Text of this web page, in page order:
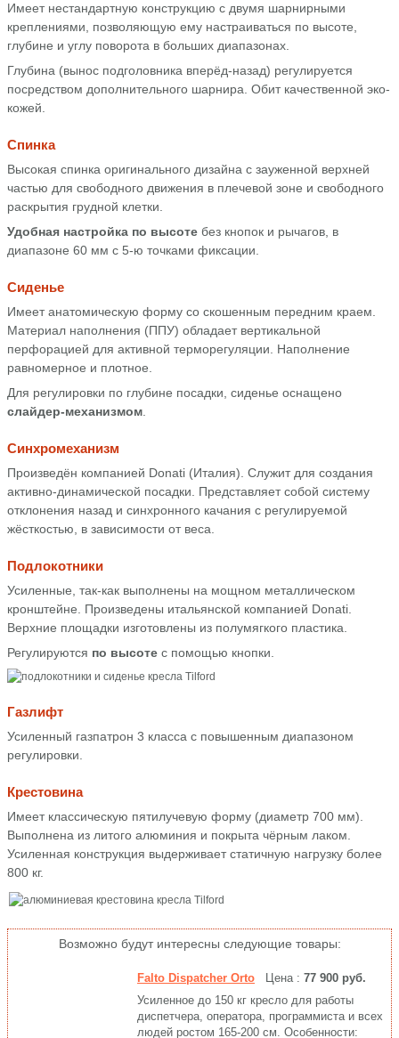
Имеет нестандартную конструкцию с двумя шарнирными
креплениями, позволяющую ему настраиваться по высоте,
глубине и углу поворота в больших диапазонах.
Глубина (вынос подголовника вперёд-назад) регулируется
посредством дополнительного шарнира. Обит качественной эко-
кожей.
Спинка
Высокая спинка оригинального дизайна с зауженной верхней
частью для свободного движения в плечевой зоне и свободного
раскрытия грудной клетки.
Удобная настройка по высоте без кнопок и рычагов, в
диапазоне 60 мм с 5-ю точками фиксации.
Сиденье
Имеет анатомическую форму со скошенным передним краем.
Материал наполнения (ППУ) обладает вертикальной
перфорацией для активной терморегуляции. Наполнение
равномерное и плотное.
Для регулировки по глубине посадки, сиденье оснащено
слайдер-механизмом
Синхромеханизм
Произведён компанией Donati (Италия). Служит для создания
активно-динамической посадки. Представляет собой систему
отклонения назад и синхронного качания с регулируемой
жёсткостью, в зависимости от веса.
Подлокотники
Усиленные, так-как выполнены на мощном металлическом
кронштейне. Произведены итальянской компанией Donati.
Верхние площадки изготовлены из полумягкого пластика.
Регулируются по высоте с помощью кнопки.
Газлифт
Усиленный газпатрон 3 класса с повышенным диапазоном
регулировки.
Крестовина
Имеет классическую пятилучевую форму (диаметр 700 мм).
Выполнена из литого алюминия и покрыта чёрным лаком.
Усиленная конструкция выдерживает статичную нагрузку более
800 кг.
Возможно будут интересны следующие товары:
Falto Dispatcher Orto Цена : 77 900 руб.
Усиленное до 150 кг кресло для работы
диспетчера, оператора, программиста и всех
людей ростом 165-200 см. Особенности: